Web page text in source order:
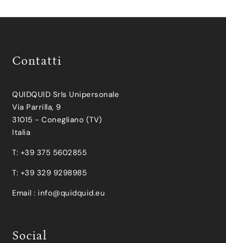
Contatti
QUIDQUID Srls Unipersonale
Via Parrilla, 9
31015 - Conegliano (TV)
Italia
T: +39 375 5602855
T: +39 329 9298985
Email : info@quidquid.eu
Social